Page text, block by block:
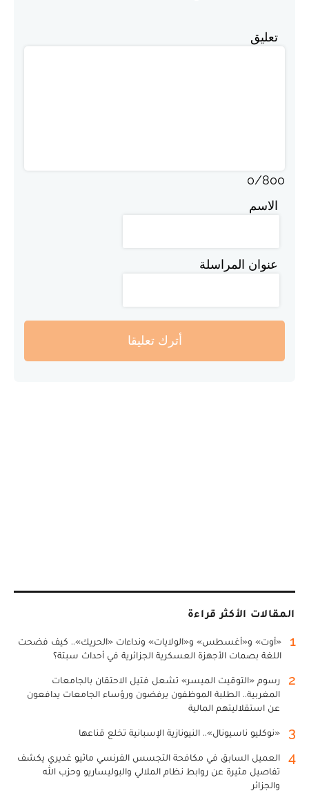
تعليق
0/800
الاسم
عنوان المراسلة
أترك تعليقا
المقالات الأكثر قراءة
1
«أوت» و«أغسطس» و«الولايات» ونداءات «الحريك».. كيف فضحت
اللغة بصمات الأجهزة العسكرية الجزائرية في أحداث سبتة؟
2
رسوم «التوقيت الميسر» تشعل فتيل الاحتقان بالجامعات
المغربية.. الطلبة الموظفون يرفضون ورؤساء الجامعات يدافعون
عن استقلاليتهم المالية
3 «نوكليو ناسيونال».. النيونازية الإسبانية تخلع قناعها
4
العميل السابق في مكافحة التجسس الفرنسي ماثيو غديري يكشف
تفاصيل مثيرة عن روابط نظام الملالي والبوليساريو وحزب الله
والجزائر